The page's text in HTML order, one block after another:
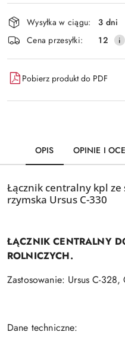
Dostępność
i
dostawa
Wysyłka w ciągu:
3 dni
Cena przesyłki:
12
Pobierz produkt do PDF
OPIS OPINIE I
Łącznik centralny kpl ze
rzymska Ursus C-330
ŁĄCZNIK CENTRALNY
ROLNICZYCH.
Zastosowanie: Ursus C-
Dane techniczne: